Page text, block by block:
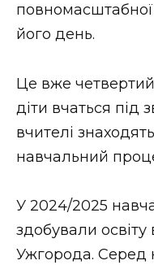
НОВИНИ
ВІДЕО
його день.
Це вже
діти вчаться під
вчителі
навчальний
У 2024/2025
здобували
Ужгорода. Серед